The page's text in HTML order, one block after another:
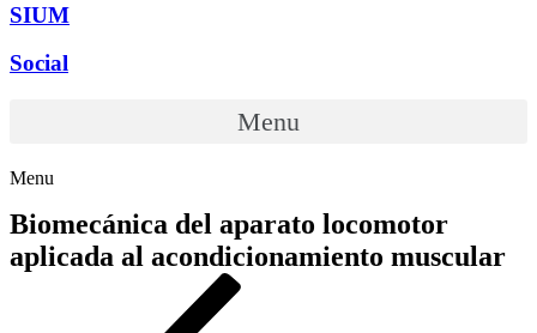
SIUM
Social
Menu
Menu
Biomecánica del aparato locomotor
aplicada al acondicionamiento muscular